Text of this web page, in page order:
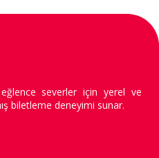
severler için yerel ve
biletleme deneyimi sunar.